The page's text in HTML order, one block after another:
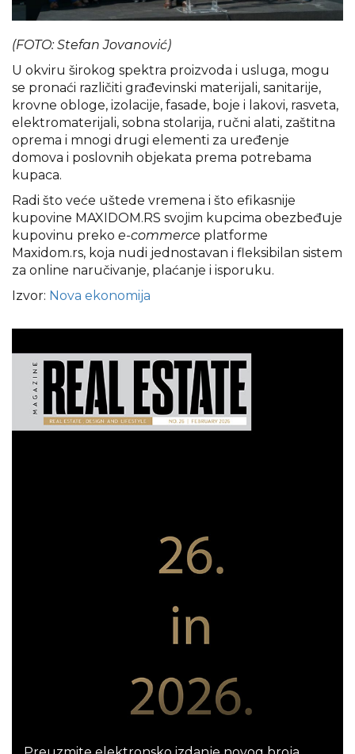
(FOTO: Stefan Jovanović)
U okviru širokog spektra proizvoda i usluga, mogu
se pronaći različiti građevinski materijali, sanitarije,
krovne obloge, izolacije, fasade, boje i lakovi, rasveta,
elektromaterijali, sobna stolarija, ručni alati, zaštitna
oprema i mnogi drugi elementi za uređenje
domova i poslovnih objekata prema potrebama
kupaca.
Radi što veće uštede vremena i što efikasnije
kupovine MAXIDOM.RS svojim kupcima obezbeđuje
kupovinu preko e-commerce platforme
Maxidom.rs, koja nudi jednostavan i fleksibilan sistem
za online naručivanje, plaćanje i isporuku.
Izvor: Nova ekonomija